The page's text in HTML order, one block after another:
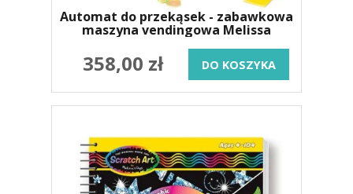
Automat do przekąsek - zabawkowa
maszyna vendingowa Melissa
358,00 zł DO KOSZYKA